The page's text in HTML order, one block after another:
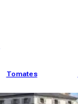
Tomates